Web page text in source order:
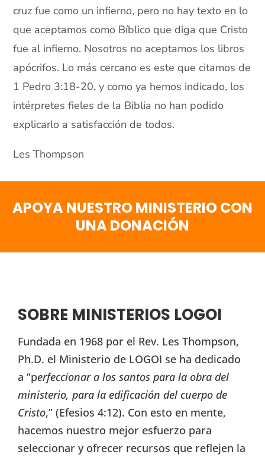
cruz fue como un infierno, pero no hay texto en lo
que aceptamos como Bíblico que diga que Cristo
fue al infierno. Nosotros no aceptamos los libros
apócrifos. Lo más cercano es este que citamos de
1 Pedro 3:18-20, y como ya hemos indicado, los
intérpretes fieles de la Biblia no han podido
explicarlo a satisfacción de todos.
Les Thompson
APOYA NUESTRO MINISTERIO CON
UNA DONACIÓN
SOBRE MINISTERIOS LOGOI
Fundada en 1968 por el Rev. Les Thompson,
Ph.D. el Ministerio de LOGOI se ha dedicado
a “perfeccionar a los santos para la obra del
ministerio, para la edificación del cuerpo de
Cristo,” (Efesios 4:12). Con esto en mente,
hacemos nuestro mejor esfuerzo para
seleccionar y ofrecer recursos que reflejen la